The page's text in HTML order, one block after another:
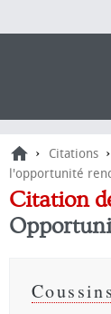
› Citations ›
l'opportunité
Citation